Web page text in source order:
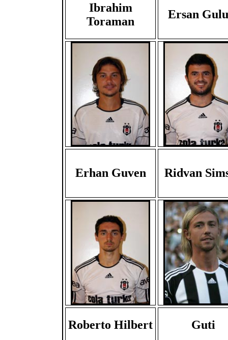
Ibrahim
Toraman
Ersan
Erhan Guven Ridvan
Roberto Hilbert Guti